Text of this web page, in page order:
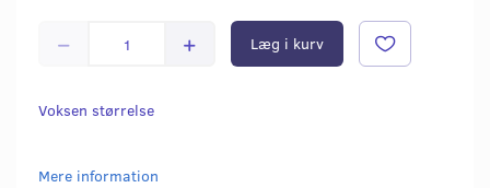
Læg i kurv
Voksen størrelse
Mere information